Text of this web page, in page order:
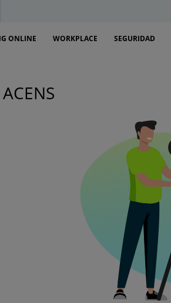
ONLINE WORKPLACE SEGURIDAD